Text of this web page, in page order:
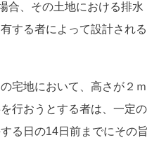
合、その土地における排水
する者によって設計される
宅地において、高さが２ｍ
行おうとする者は、一定の
る日の14日前までにその旨